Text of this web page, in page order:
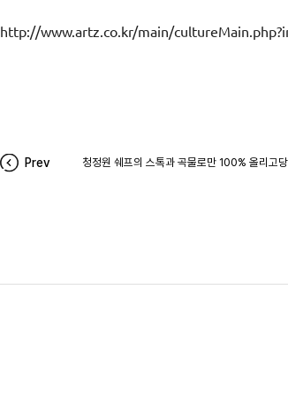
http://www.artz.co.kr/main/
Prev 청정원 쉐프의 스톡과 곡물로만 100% 올리고